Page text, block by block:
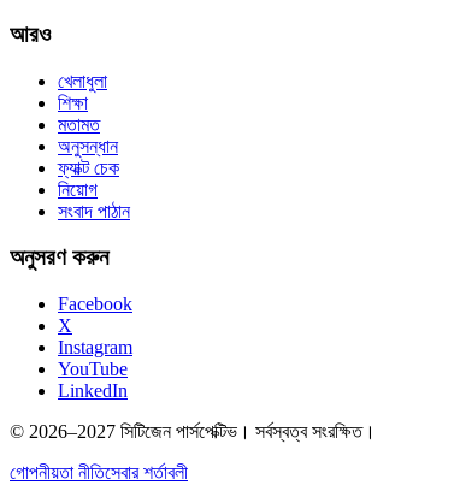
আরও
খেলাধুলা
শিক্ষা
মতামত
অনুসন্ধান
ফ্যাক্ট চেক
নিয়োগ
সংবাদ পাঠান
অনুসরণ করুন
Facebook
X
Instagram
YouTube
LinkedIn
© 2026–2027 সিটিজেন পার্সপেক্টিভ। সর্বস্বত্ব সংরক্ষিত।
গোপনীয়তা নীতিসেবার শর্তাবলী